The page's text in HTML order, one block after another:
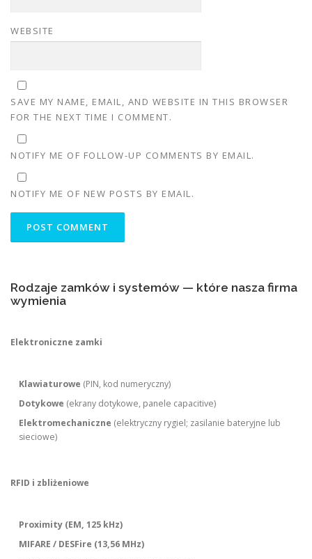
WEBSITE
SAVE MY NAME, EMAIL, AND WEBSITE IN THIS BROWSER
FOR THE NEXT TIME I COMMENT.
NOTIFY ME OF FOLLOW-UP COMMENTS BY EMAIL.
NOTIFY ME OF NEW POSTS BY EMAIL.
Rodzaje zamków i systemów — które nasza firma
wymienia
Elektroniczne zamki
Klawiaturowe (PIN, kod numeryczny)
Dotykowe (ekrany dotykowe, panele capacitive)
Elektromechaniczne (elektryczny rygiel; zasilanie bateryjne lub
sieciowe)
RFID i zbliżeniowe
Proximity (EM, 125 kHz)
MIFARE / DESFire (13,56 MHz)